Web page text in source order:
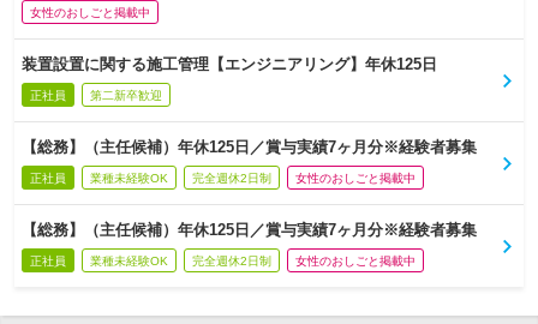
女性のおしごと掲載中
装置設置に関する施工管理【エンジニアリング】年休125日
正社員 第二新卒歓迎
【総務】（主任候補）年休125日／賞与実績7ヶ月分※経験者募集
正社員 業種未経験OK 完全週休2日制 女性のおしごと掲載中
【総務】（主任候補）年休125日／賞与実績7ヶ月分※経験者募集
正社員 業種未経験OK 完全週休2日制 女性のおしごと掲載中